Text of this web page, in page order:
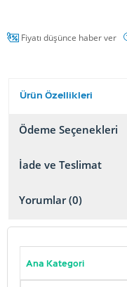
Fiyatı düşünce haber ver
Ürün Özellikleri
Ödeme Seçenekleri
İade ve Teslimat
Yorumlar (0)
Ana Kategori